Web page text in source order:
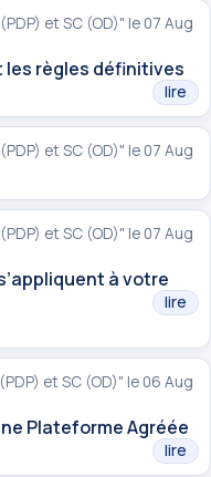
et SC (OD)" le 07 Aug
les règles définitives
lire
et SC (OD)" le 07 Aug
et SC (OD)" le 07 Aug
à votre
lire
et SC (OD)" le 06 Aug
Plateforme Agréée
lire